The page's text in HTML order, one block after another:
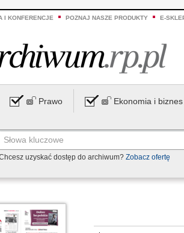
I KONFERENCJE POZNAJ NASZE PRODUKTY E-
Prawo Ekonomia i biznes
uzyskać dostęp do archiwum? Zobacz ofertę